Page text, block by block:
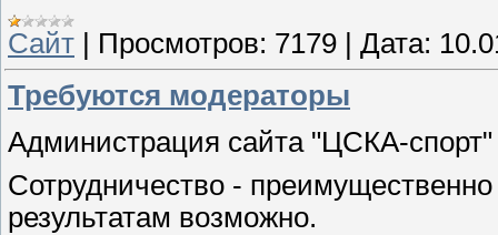
Сайт | Просмотров: 7179 | Дата:
Требуются модераторы
Администрация сайта "ЦСКА-спорт"
Сотрудничество -
результатам возможно.